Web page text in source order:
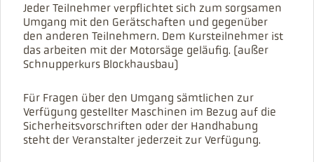
Jeder Teilnehmer verpflichtet sich zum sorgsamen
Umgang mit den Gerätschaften und gegenüber
den anderen Teilnehmern. Dem Kursteilnehmer ist
das arbeiten mit der Motorsäge geläufig. (außer
Schnupperkurs Blockhausbau)
Für Fragen über den Umgang sämtlichen zur
Verfügung gestellter Maschinen im Bezug auf die
Sicherheitsvorschriften oder der Handhabung
steht der Veranstalter jederzeit zur Verfügung.